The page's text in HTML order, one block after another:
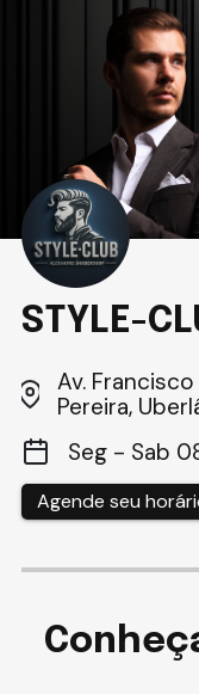
STYLE-
Av.
Pereira,
Seg - Sab
Agende seu